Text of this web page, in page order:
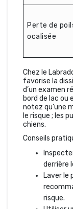
Perte de poils
ocalisée
Chez le
favorise la
d’un examen
bord de lac ou
notez qu’une
le risque ; les
chiens.
Conseils
derrière
Laver le
risque.